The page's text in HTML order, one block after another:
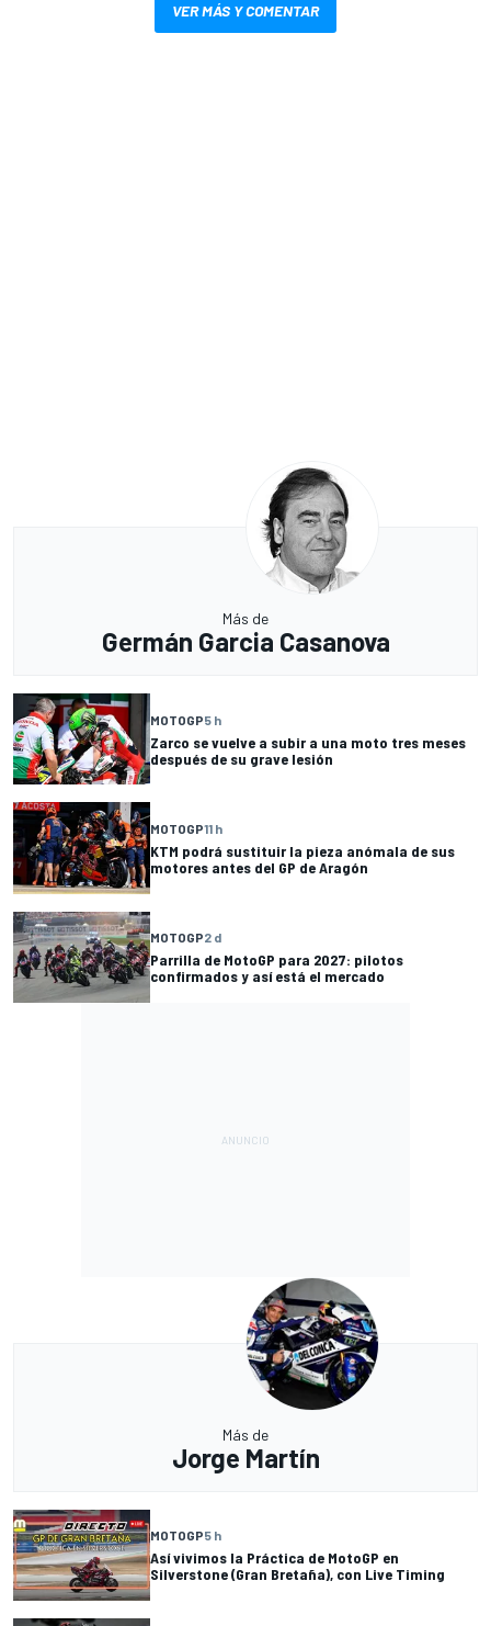
VER MÁS Y COMENTAR
Más de
Germán Garcia Casanova
MOTOGP5 h
Zarco se vuelve a subir a una moto tres meses
después de su grave lesión
MOTOGP11 h
KTM podrá sustituir la pieza anómala de sus
motores antes del GP de Aragón
MOTOGP2 d
Parrilla de MotoGP para 2027: pilotos
confirmados y así está el mercado
Más de
Jorge Martín
MOTOGP5 h
Así vivimos la Práctica de MotoGP en
Silverstone (Gran Bretaña), con Live Timing